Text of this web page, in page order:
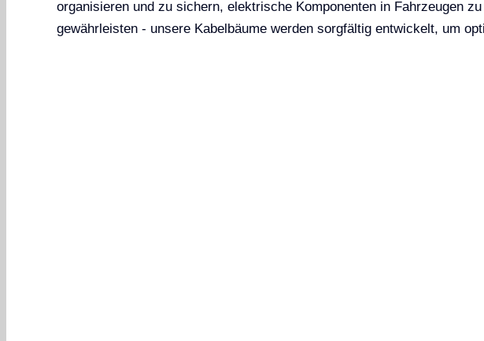
organisieren und zu sichern, elektrische Komponenten in Fahrzeugen
gewährleisten - unsere Kabelbäume werden sorgfältig entwickelt, um